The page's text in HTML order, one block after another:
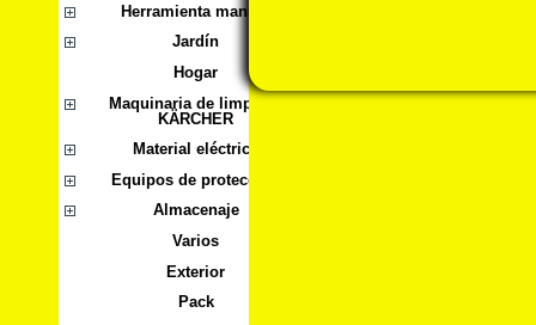
Herramienta manual
Jardín
Hogar
Maquinaria de limpieza
KÄRCHER
Material eléctrico
Equipos de protección
Almacenaje
Varios
Exterior
Pack